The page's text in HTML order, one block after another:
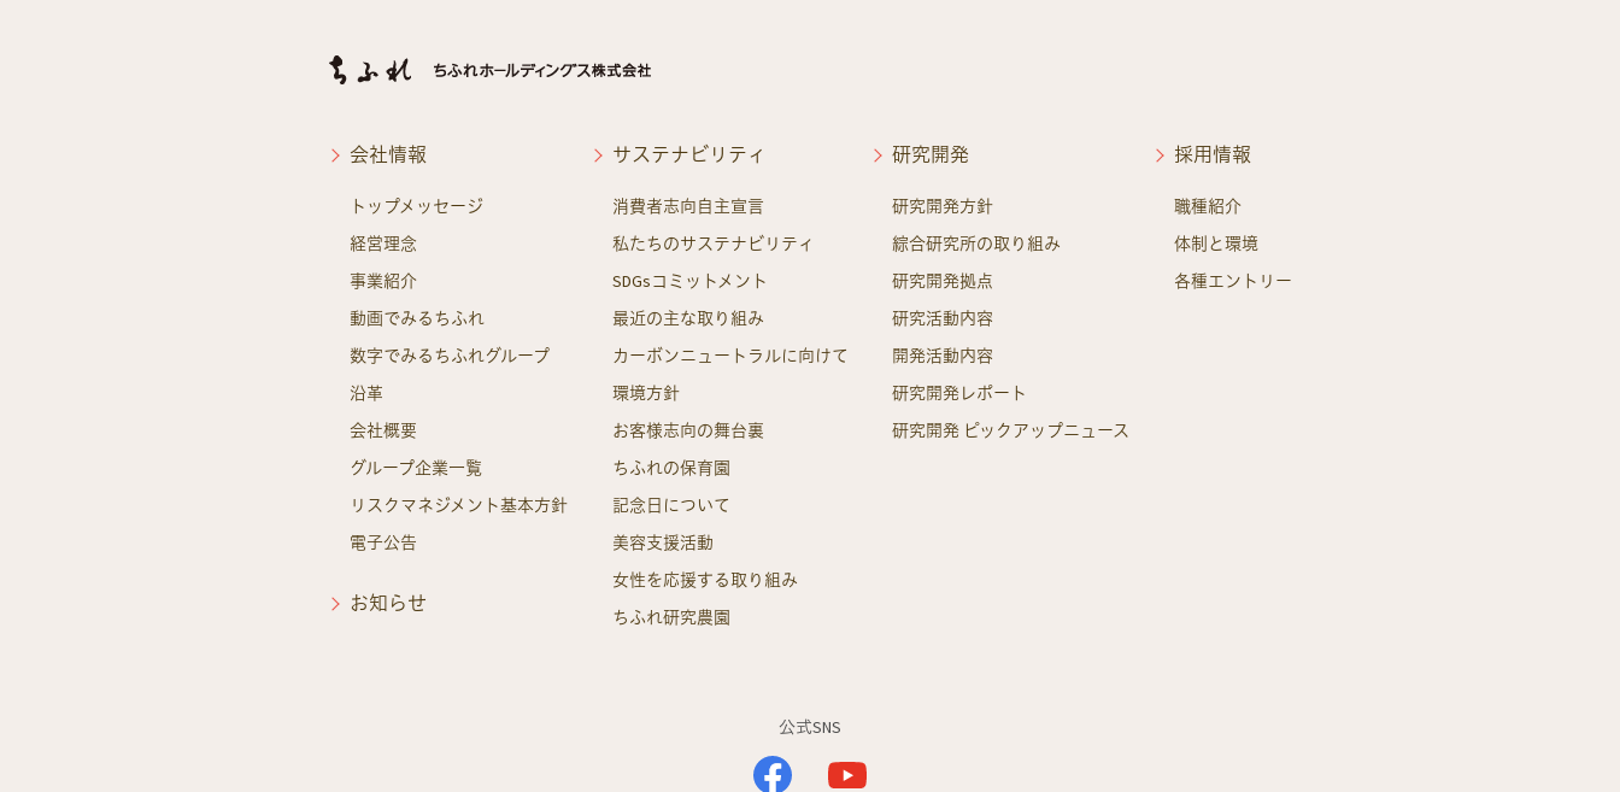
会社情報
トップメッセージ
経営理念
事業紹介
動画でみるちふれ
数字でみるちふれグループ
沿革
会社概要
グループ企業一覧
リスクマネジメント基本方針
電子公告
お知らせ
サステナビリティ
消費者志向自主宣言
私たちのサステナビリティ
SDGsコミットメント
最近の主な取り組み
カーボンニュートラルに向けて
環境方針
お客様志向の舞台裏
ちふれの保育園
記念日について
美容支援活動
女性を応援する取り組み
ちふれ研究農園
研究開発
研究開発方針
綜合研究所の取り組み
研究開発拠点
研究活動内容
開発活動内容
研究開発レポート
研究開発 ピックアップニュース
採用情報
職種紹介
体制と環境
各種エントリー
公式SNS